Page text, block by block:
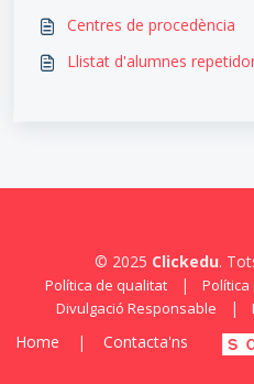
Centres de procedència
Llistat d'alumnes
© 2025 Clickedu.
Política de qualitat |
Divulgació Responsable
|
Home | Contacta'ns